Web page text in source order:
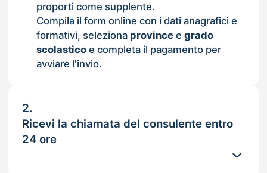
proporti come supplente.
Compila il form online con i dati anagrafici e
formativi, seleziona provincee grado
scolasticoe completa il pagamento per
avviare l'invio.
2.
Ricevi la chiamata del consulente entro
24 ore